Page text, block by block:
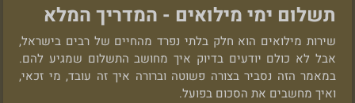
תשלום ימי מילואים - המדריך המלא
שירות מילואים הוא חלק בלתי נפרד מהחיים של רבים בישראל,
אבל לא כולם יודעים בדיוק איך מחושב התשלום שמגיע להם.
במאמר הזה נסביר בצורה פשוטה וברורה איך זה עובד, מי זכאי,
ואיך מחשבים את הסכום בפועל.